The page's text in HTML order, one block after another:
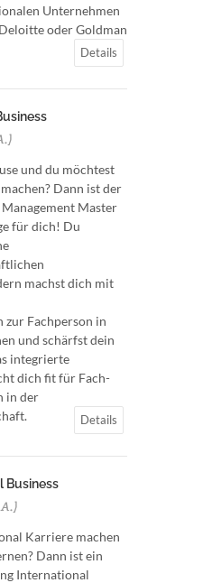
Unternehmen
oder Goldman
Details
und du möchtest
Dann ist der
Master
für dich! Du
machst dich mit
zur Fachperson in
und schärfst dein
integrierte
dich fit für Fach-
in der
Details
Business
Karriere machen
Dann ist ein
International